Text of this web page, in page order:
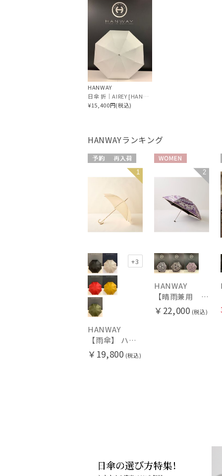
HANWAY
日傘 折｜AIREY [HANWAY]
¥15,400円(税込)
HANWAYランキング
再入荷
WOMEN
1
+3
HANWAY
【雨傘】 ハンウェイ （HANWAY） Couturier クチュリエ 長傘 日本製
￥19,800 (税込)
2
HANWAY
【晴雨兼用 折りたたみ日傘】ハンウェイ（ＨＡＮＷＡＹ）Vestido de frida（べスティード・デ・フリーダ）
￥22,000 (税込)